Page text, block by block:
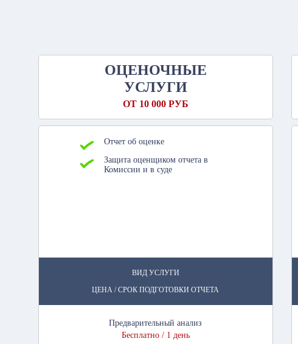
ОЦЕНОЧНЫЕ
УСЛУГИ
ОТ 10 000 РУБ
Отчет об оценке
Защита оценщиком отчета в
Комиссии и в суде
ВИД УСЛУГИ
ЦЕНА / СРОК ПОДГОТОВКИ ОТЧЕТА
Предварительный анализ
Бесплатно / 1 день